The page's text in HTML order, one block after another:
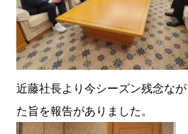
近藤社長より今シーズン残念な
た旨を報告がありました。